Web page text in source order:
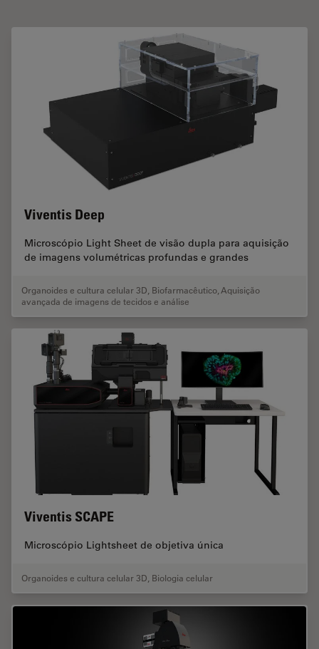
Viventis Deep
Microscópio Light Sheet de visão dupla para aquisição
de imagens volumétricas profundas e grandes
Organoides e cultura celular 3D Biofarmacêutico Aquisição
avançada de imagens de tecidos e análise
Viventis SCAPE
Microscópio Lightsheet de objetiva única
Organoides e cultura celular 3D Biologia celular